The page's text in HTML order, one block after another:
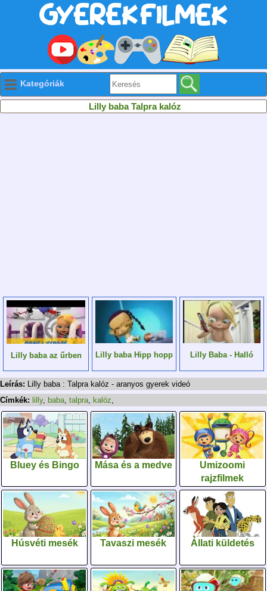
Kategóriák
Lilly baba Talpra kalóz
Lilly baba az űrben Lilly baba Hipp hopp Lilly Baba - Halló
Leírás: Lilly baba : Talpra kalóz - aranyos gyerek videó
Címkék: lilly, baba, talpra, kalóz,
Bluey és Bingo Mása és a medve
Umizoomi
rajzfilmek
Húsvéti mesék Tavaszi mesék Állati küldetés